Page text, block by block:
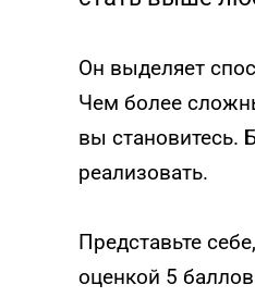
Он выделяет
Чем более
вы становитесь.
реализовать.
Представьте
оценкой 5